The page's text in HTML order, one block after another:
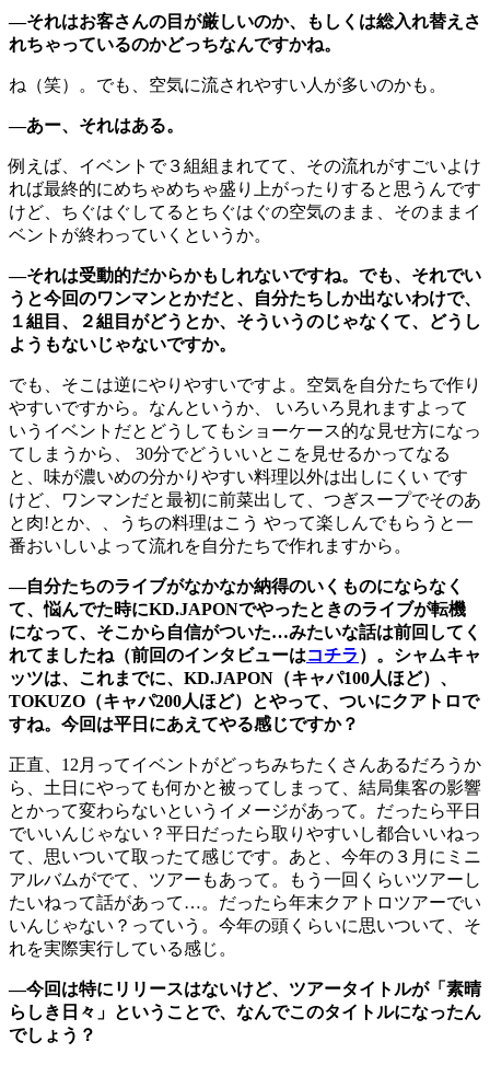
―それはお客さんの目が厳しいのか、もしくは総入れ替えさ
れちゃっているのかどっちなんですかね。
ね（笑）。でも、空気に流されやすい人が多いのかも。
―あー、それはある。
例えば、イベントで３組組まれてて、その流れがすごいよけ
れば最終的にめちゃめちゃ盛り上がったりすると思うんです
けど、ちぐはぐしてるとちぐはぐの空気のまま、そのままイ
ベントが終わっていくというか。
―それは受動的だからかもしれないですね。でも、それでい
うと今回のワンマンとかだと、自分たちしか出ないわけで、
１組目、２組目がどうとか、そういうのじゃなくて、どうし
ようもないじゃないですか。
でも、そこは逆にやりやすいですよ。空気を自分たちで作り
やすいですから。なんというか、 いろいろ見れますよって
いうイベントだとどうしてもショーケース的な見せ方になっ
てしまうから、 30分でどういいとこを見せるかってなる
と、味が濃いめの分かりやすい料理以外は出しにくい です
けど、ワンマンだと最初に前菜出して、つぎスープでそのあ
と肉!とか、、うちの料理はこう やって楽しんでもらうと一
番おいしいよって流れを自分たちで作れますから。
―自分たちのライブがなかなか納得のいくものにならなく
て、悩んでた時にKD.JAPONでやったときのライブが転機
になって、そこから自信がついた…みたいな話は前回してく
れてましたね（前回のインタビューはコチラ ）。シャムキャ
ッツは、これまでに、KD.JAPON（キャパ100人ほど）、
TOKUZO（キャパ200人ほど）とやって、ついにクアトロで
すね。今回は平日にあえてやる感じですか？
正直、12月ってイベントがどっちみちたくさんあるだろうか
ら、土日にやっても何かと被ってしまって、結局集客の影響
とかって変わらないというイメージがあって。だったら平日
でいいんじゃない？平日だったら取りやすいし都合いいねっ
て、思いついて取ったて感じです。あと、今年の３月にミニ
アルバムがでて、ツアーもあって。もう一回くらいツアーし
たいねって話があって…。だったら年末クアトロツアーでい
いんじゃない？っていう。今年の頭くらいに思いついて、そ
れを実際実行している感じ。
―今回は特にリリースはないけど、ツアータイトルが「素晴
らしき日々」ということで、なんでこのタイトルになったん
でしょう？